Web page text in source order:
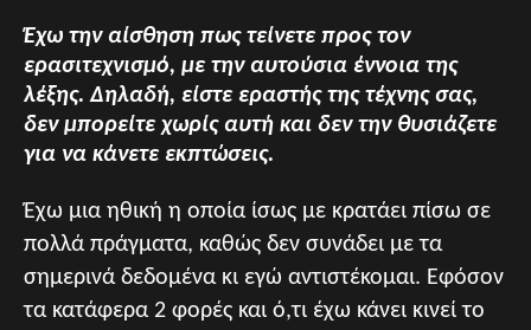
Έχω την αίσθηση πως τείνετε προς τον
ερασιτεχνισμό, με την αυτούσια έννοια της
λέξης. Δηλαδή, είστε εραστής της τέχνης σας,
δεν μπορείτε χωρίς αυτή και δεν την θυσιάζετε
για να κάνετε εκπτώσεις.
Έχω μια ηθική η οποία ίσως με κρατάει πίσω σε
πολλά πράγματα, καθώς δεν συνάδει με τα
σημερινά δεδομένα κι εγώ αντιστέκομαι. Εφόσον
τα κατάφερα 2 φορές και ό,τι έχω κάνει κινεί το